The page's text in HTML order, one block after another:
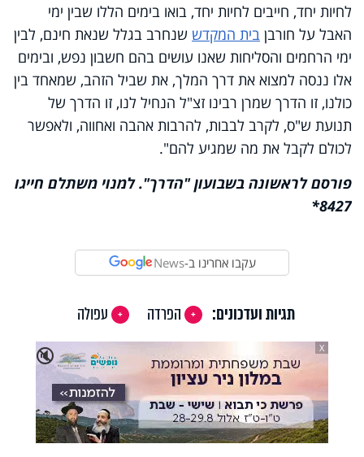
לחיות יחד, חייבים לחיות יחד, בואו בימים הללו שבין ימי
האבל על חורבן בית המקדש שנחרב בגלל שנאת חינם, לבין
ימי הרחמים והסליחות שאנו עושים בהם חשבון נפש, ובימים
אלו ננסה למצוא את דרך המלך, את שביל הזהב, שמאחד בין
כולנו, זו הדרך שמרן רבינו זצ"ל הנחיל לנו, זו הדרך של
תנועת ש"ס, לקרב לבבות, להרבות אהבה ואחווה, ולאפשר
לכולם לקבל את מה שמגיע להם".
פורסם לראשונה בשבועון "הדרך". למנוי משתלם חייגו
8427*
עקבו אחרינו ב-News
תגיות ועדכונים: הפרדה
עפולה
🔇
X